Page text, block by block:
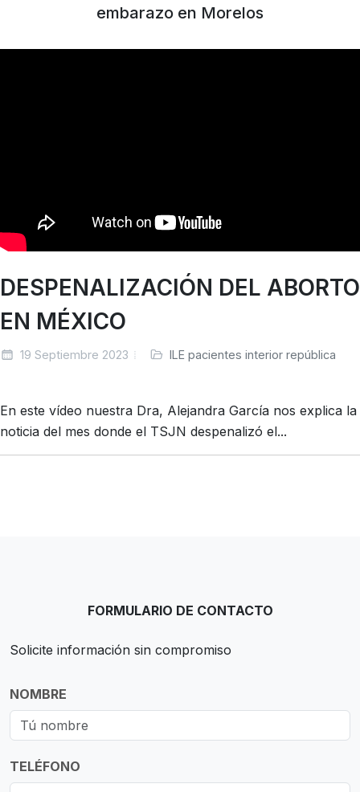
embarazo en Morelos
DESPENALIZACIÓN DEL ABORTO
EN MÉXICO
19 Septiembre 2023 ILE pacientes interior república
En este vídeo nuestra Dra, Alejandra García nos explica la
noticia del mes donde el TSJN despenalizó el...
FORMULARIO DE CONTACTO
Solicite información sin compromiso
NOMBRE
TELÉFONO